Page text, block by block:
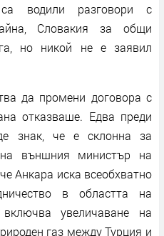
са водили разговори с
Словакия за общи
но никой не е заявил
да промени договора с
отказваше. Едва преди
знак, че е склонна за
външния министър на
Анкара иска всеобхватно
в областта на
увеличаване на
газ между Турция и